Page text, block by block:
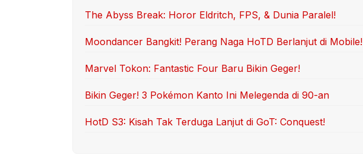
The Abyss Break: Horor Eldritch, FPS, & Dunia Paralel!
Moondancer Bangkit! Perang Naga HoTD Berlanjut di Mobile!
Marvel Tokon: Fantastic Four Baru Bikin Geger!
Bikin Geger! 3 Pokémon Kanto Ini Melegenda di 90-an
HotD S3: Kisah Tak Terduga Lanjut di GoT: Conquest!